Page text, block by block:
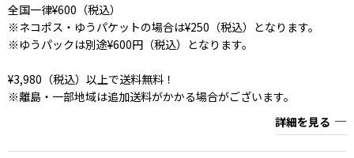
全国一律¥600（税込）
※ネコポス・ゆうパケットの場合は¥250（税込）となります。
※ゆうパックは別途¥600円（税込）となります。
¥3,980（税込）以上で送料無料！
※離島・一部地域は追加送料がかかる場合がございます。
詳細を見る